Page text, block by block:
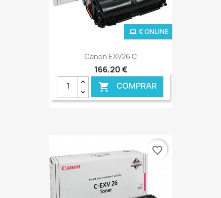
Canon EXV26 C
166,20 €
 COMPRAR
€ ONLINE
favorite_border